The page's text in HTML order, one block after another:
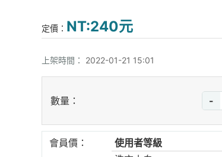
定價： NT:240元
上架時間： 2022-01-21 15:01
數量： -
會員價： 使用者等級